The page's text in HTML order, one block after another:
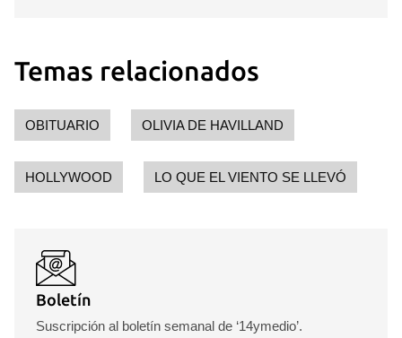
Temas relacionados
OBITUARIO OLIVIA DE HAVILLAND
HOLLYWOOD LO QUE EL VIENTO SE LLEVÓ
Boletín
Suscripción al boletín semanal de ‘14ymedio’.